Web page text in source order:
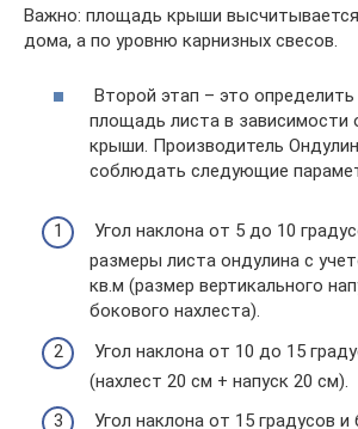
Важно: площадь крыши
дома, а по уровню карнизных свесов.
Второй этап – это
площадь листа в зависимости
крыши. Производитель
соблюдать следующие
Угол наклона от 5 до 10
размеры листа ондулина с
кв.м (размер вертикального
бокового нахлеста).
Угол наклона от 10 до 15
(нахлест 20 см + напуск 20 см).
Угол наклона от 15 градусов и